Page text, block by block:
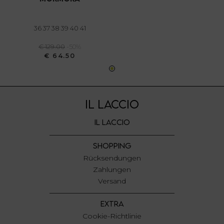
annunci, per fornire funzionalità dei social media e per
informazioni sul modo in cui utilizza il nostro sito con i
pubblicità e social media, i quali potrebbero combinarle
con altre informazioni che ha fornito loro o che hanno
36 37 38 39 40 41
€ 129.00
€ 64.50
IL LACCIO
IL LACCIO
SHOPPING
Rücksendungen
Zahlungen
Versand
EXTRA
Cookie-Richtlinie